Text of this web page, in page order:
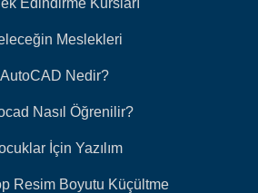
Meslekleri
AutoCAD Nedir?
Nasıl Öğrenilir?
İçin Yazılım
Resim Boyutu Küçültme